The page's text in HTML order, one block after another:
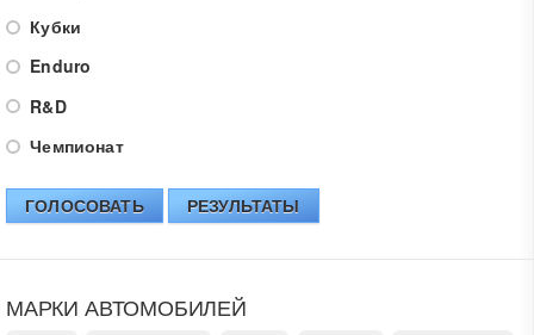
Кубки
Enduro
R&D
Чемпионат
ГОЛОСОВАТЬ РЕЗУЛЬТАТЫ
МАРКИ АВТОМОБИЛЕЙ